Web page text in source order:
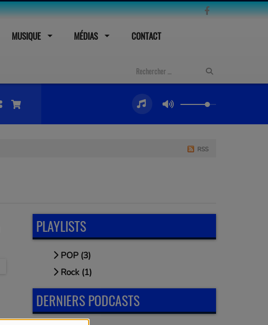
MUSIQUE MÉDIAS CONTACT
RSS
PLAYLISTS
POP (3)
Rock (1)
DERNIERS PODCASTS